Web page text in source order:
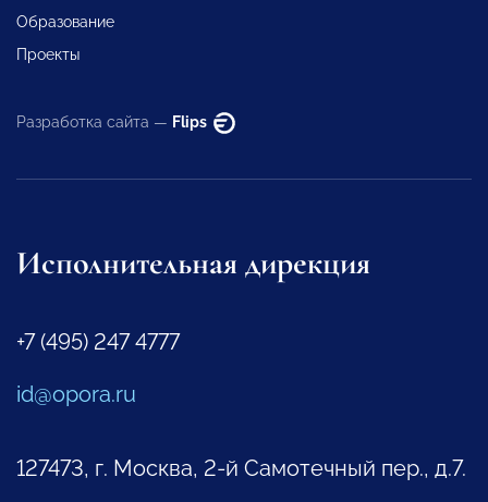
Образование
Проекты
Разработка сайта — Flips
Исполнительная дирекция
+7 (495) 247 4777
id@opora.ru
127473, г. Москва, 2-й Самотечный пер., д.7.